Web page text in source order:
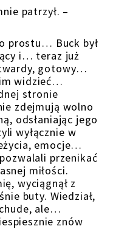
patrzył. –
Buck był
i… teraz już
gotowy…
widzieć…
stronie
zdejmują wolno
odsłaniając jego
wyłącznie w
emocje…
przenikać
miłości.
wyciągnął z
buty. Wiedział,
ale…
znów